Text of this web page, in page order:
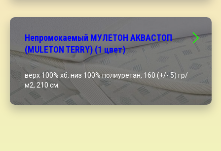
Непромокаемый МУЛЕТОН АКВАСТОП
(MULETON TERRY) (1 цвет)
верх 100% хб, низ 100% полиуретан, 160 (+/- 5) гр/
м2, 210 см.